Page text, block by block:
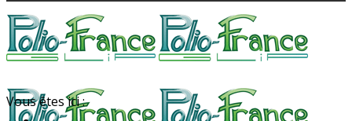
Vous êtes ici :